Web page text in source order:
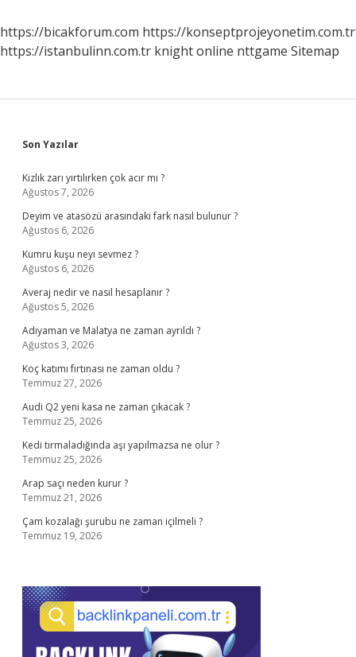
https://bicakforum.com https://konseptprojeyonetim.com.tr
https://istanbulinn.com.tr knight online nttgame Sitemap
Sidebar
Son Yazılar
Kızlık zarı yırtılırken çok acır mı ?
Ağustos 7, 2026
Deyim ve atasözü arasındaki fark nasıl bulunur ?
Ağustos 6, 2026
Kumru kuşu neyi sevmez ?
Ağustos 6, 2026
Averaj nedir ve nasıl hesaplanır ?
Ağustos 5, 2026
Adıyaman ve Malatya ne zaman ayrıldı ?
Ağustos 3, 2026
Koç katımı fırtınası ne zaman oldu ?
Temmuz 27, 2026
Audi Q2 yeni kasa ne zaman çıkacak ?
Temmuz 25, 2026
Kedi tırmaladığında aşı yapılmazsa ne olur ?
Temmuz 25, 2026
Arap saçı neden kurur ?
Temmuz 21, 2026
Çam kozalağı şurubu ne zaman içilmeli ?
Temmuz 19, 2026